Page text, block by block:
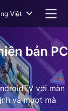
Việt
bản PC
với màn
và mượt mà